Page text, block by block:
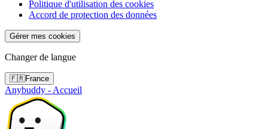
Politique d'utilisation des cookies
Accord de protection des données
Gérer mes cookies
Changer de langue
🇫🇷France
Anybuddy - Accueil